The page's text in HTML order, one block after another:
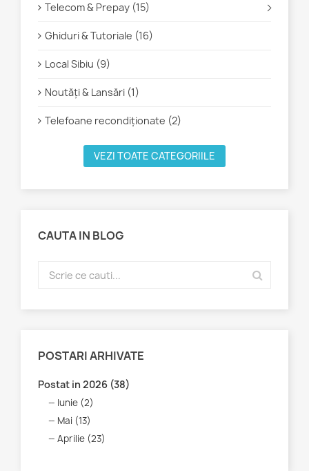
Telecom & Prepay (15)
Ghiduri & Tutoriale (16)
Local Sibiu (9)
Noutăți & Lansări (1)
Telefoane recondiționate (2)
VEZI TOATE CATEGORIILE
CAUTA IN BLOG
POSTARI ARHIVATE
Postat in 2026 (38)
Iunie (2)
Mai (13)
Aprilie (23)